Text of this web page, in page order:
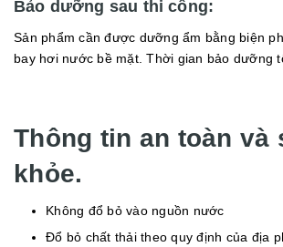
Bảo dưỡng sau thi công:
Sản phẩm cần được dưỡng ẩm bằng biện
bay hơi nước bề mặt. Thời gian bảo dưỡng
Thông tin an toàn và
khỏe.
Không đổ bỏ vào nguồn nước
Đổ bỏ chất thải theo quy định của địa